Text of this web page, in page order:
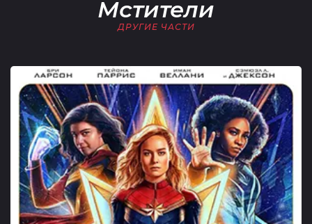
Мстители
ДРУГИЕ ЧАСТИ